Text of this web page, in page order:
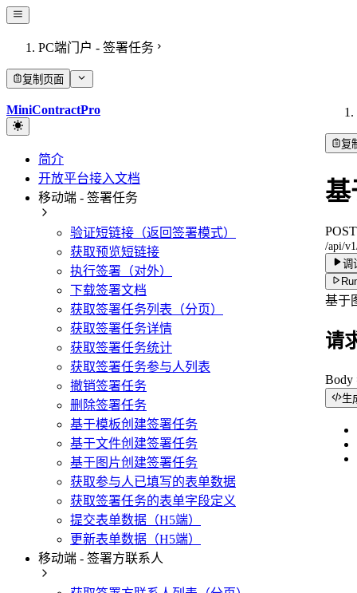
PC端门户 - 签署任务
复制页面
MiniContractPro
简介
开放平台接入文档
移动端 - 签署任务
验证短链接（返回签署模式）
获取预览短链接
执行签署（对外）
下载签署文档
获取签署任务列表（分页）
获取签署任务详情
获取签署任务统计
获取签署任务参与人列表
撤销签署任务
删除签署任务
基于模板创建签署任务
基于文件创建签署任务
基于图片创建签署任务
获取参与人已填写的表单数据
获取签署任务的表单字段定义
提交表单数据（H5端）
更新表单数据（H5端）
移动端 - 签署方联系人
复
基
POST
/api/
调
基于
请
Body
生